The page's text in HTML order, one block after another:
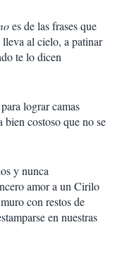
es de las frases que
lleva al cielo, a patinar
te lo dicen
lograr camas
bien costoso que no se
y nunca
amor a un Cirilo
con restos de
en nuestras